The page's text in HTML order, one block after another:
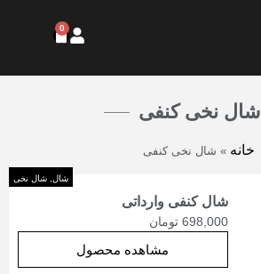
0
شال نخی کنفی
خانه » شال نخی کنفی
شال کنفی وارداتی
شال شال نخی
698,000 تومان
مشاهده محصول